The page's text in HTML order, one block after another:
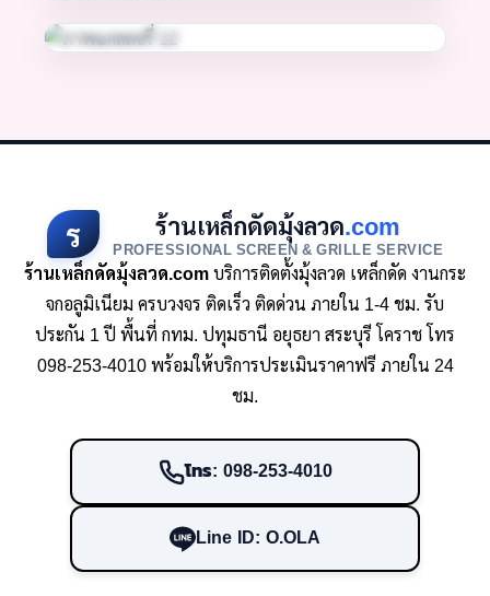
ร ร้านเหล็กดัดมุ้งลวด.com
PROFESSIONAL SCREEN & GRILLE SERVICE
ร้านเหล็กดัดมุ้งลวด.comบริการติดตั้งมุ้งลวด เหล็กดัด งานกระ
จกอลูมิเนียม ครบวงจร ติดเร็ว ติดด่วน ภายใน 1-4 ชม. รับ
ประกัน 1 ปี พื้นที่ กทม. ปทุมธานี อยุธยา สระบุรี โคราช โทร
098-253-4010 พร้อมให้บริการประเมินราคาฟรี ภายใน 24
ชม.
โทร: 098-253-4010
Line ID: O.OLA